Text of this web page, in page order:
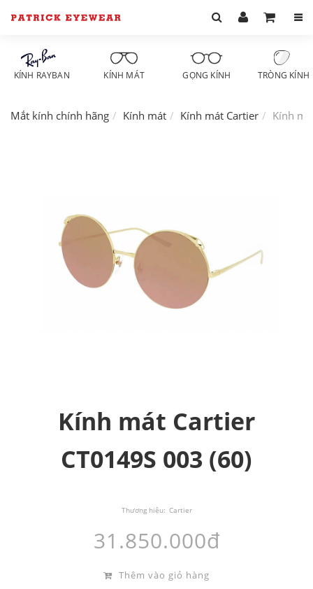
KÍNH RAYBAN KÍNH MÁT GỌNG KÍNH TRÒNG KÍNH
Mắt kính chính hãng Kính mát Kính mát Cartier Kính
Kính mát Cartier
CT0149S 003 (60)
Thương hiệu: Cartier
31.850.000đ
Thêm vào giỏ hàng